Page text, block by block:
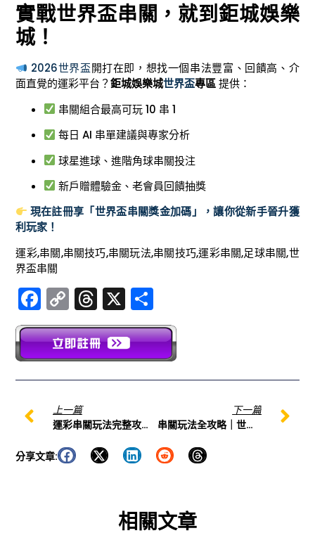
實戰世界盃串關，就到鉅城娛樂
城！
2026世界盃開打在即，想找一個串法豐富、回饋高、介
面直覺的運彩平台？鉅城娛樂城世界盃專區提供：
串關組合最高可玩 10 串 1
每日 AI 串單建議與專家分析
球星進球、進階角球串關投注
新戶贈體驗金、老會員回饋抽獎
現在註冊享「世界盃串關獎金加碼」，讓你從新手晉升獲
利玩家！
運彩,串關,串關技巧,串關玩法,串關技巧,運彩串關,足球串關,世
界盃串關
Facebook
Copy
Link
Threads
X
享
上一篇
運彩串關玩法完整攻略｜串關技巧、計算方式實戰教學
下一篇
串關玩法全攻略｜世界盃串關教學一次看懂！
分享文章:
相關文章